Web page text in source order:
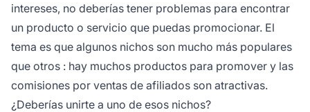
intereses, no deberías tener problemas para encontrar
un producto o servicio que puedas promocionar. El
tema es que algunos nichos son mucho más populares
que otros : hay muchos productos para promover y las
comisiones por ventas de afiliados son atractivas.
¿Deberías unirte a uno de esos nichos?